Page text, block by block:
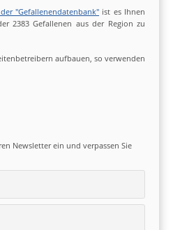
"Gefallenendatenbank" ist es Ihnen
2383 Gefallenen aus der Region zu
aufbauen, so verwenden
Newsletter ein und verpassen Sie